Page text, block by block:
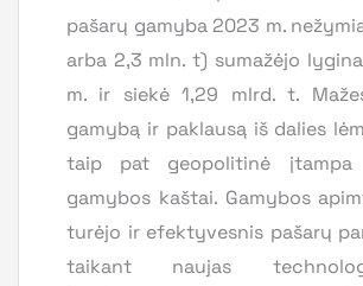
pašarų gamyba 2023 m.
arba 2,3 mln. t) sumažėjo
m. ir siekė 1,29 mlrd. t.
gamybą ir paklausą iš dalies
taip pat geopolitinė
gamybos kaštai. Gamybos
turėjo ir efektyvesnis pašarų
taikant naujas